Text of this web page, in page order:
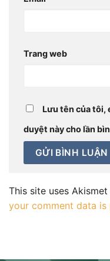
Trang web
Lưu tên của tôi,
duyệt này cho lần
This site uses
your comment data is